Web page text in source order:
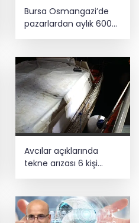
Bursa Osmangazi’de
pazarlardan aylık 600
Avcılar açıklarında
tekne arızası 6 kişi